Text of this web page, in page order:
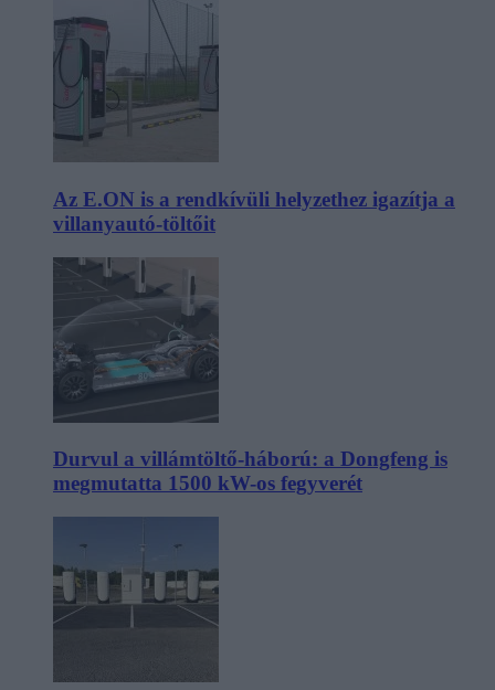
Az E.ON is a rendkívüli helyzethez igazítja a
villanyautó-töltőit
Durvul a villámtöltő-háború: a Dongfeng is
megmutatta 1500 kW-os fegyverét